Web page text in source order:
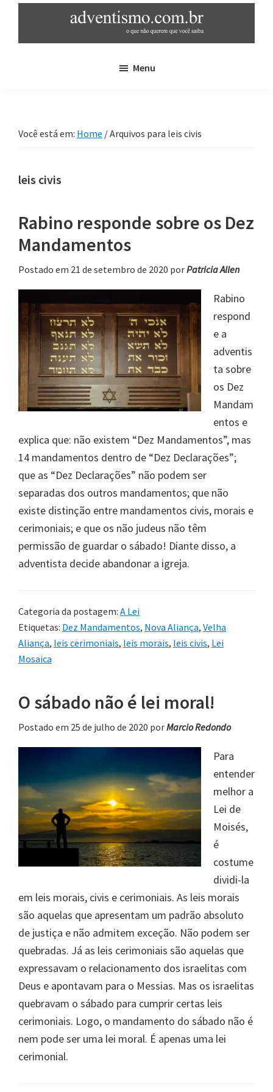
main
sidebar
que
saiba
Menu
Você está em: Home /Arquivos para leis civis
leis civis
Rabino responde sobre os Dez
Mandamentos
Postado em 21 de setembro de 2020 porPatricia Allen
Rabino
respond
e a
adventis
ta sobre
os Dez
Mandam
entos e
explica que: não existem “Dez Mandamentos”, mas
14 mandamentos dentro de “Dez Declarações”;
que as “Dez Declarações” não podem ser
separadas dos outros mandamentos; que não
existe distinção entre mandamentos civis, morais e
cerimoniais; e que os não judeus não têm
permissão de guardar o sábado! Diante disso, a
adventista decide abandonar a igreja.
Categoria da postagem: A Lei
Etiquetas: Dez Mandamentos, Nova Aliança, Velha
Aliança, leis cerimoniais, leis morais, leis civis, Lei
Mosaica
O sábado não é lei moral!
Postado em 25 de julho de 2020 porMarcio Redondo
Para
entender
melhor a
Lei de
Moisés,
é
costume
dividi-la
em leis morais, civis e cerimoniais. As leis morais
são aquelas que apresentam um padrão absoluto
de justiça e não admitem exceção. Não podem ser
quebradas. Já as leis cerimoniais são aquelas que
expressavam o relacionamento dos israelitas com
Deus e apontavam para o Messias. Mas os israelitas
quebravam o sábado para cumprir certas leis
cerimoniais. Logo, o mandamento do sábado não é
nem pode ser uma lei moral. É apenas uma lei
cerimonial.